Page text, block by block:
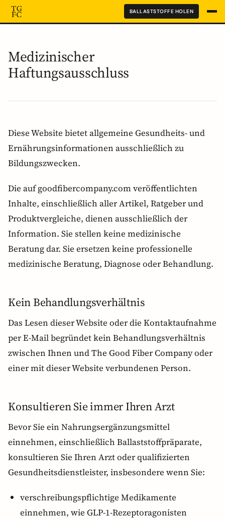
BALLASTSTOFFE HOLEN
Medizinischer
Haftungsausschluss
Diese Website bietet allgemeine Gesundheits- und
Ernährungsinformationen ausschließlich zu
Bildungszwecken.
Die auf goodfibercompany.com veröffentlichten
Inhalte, einschließlich aller Artikel, Ratgeber und
Produktvergleiche, dienen ausschließlich der
Information. Sie stellen keine medizinische
Beratung dar. Sie ersetzen keine professionelle
medizinische Beratung, Diagnose oder Behandlung.
Kein Behandlungsverhältnis
Das Lesen dieser Website oder die Kontaktaufnahme
per E-Mail begründet kein Behandlungsverhältnis
zwischen Ihnen und The Good Fiber Company oder
einer mit dieser Website verbundenen Person.
Konsultieren Sie immer Ihren Arzt
Bevor Sie ein Nahrungsergänzungsmittel
einnehmen, einschließlich Ballaststoffpräparate,
konsultieren Sie Ihren Arzt oder qualifizierten
Gesundheitsdienstleister, insbesondere wenn Sie:
verschreibungspflichtige Medikamente
einnehmen, wie GLP-1-Rezeptoragonisten